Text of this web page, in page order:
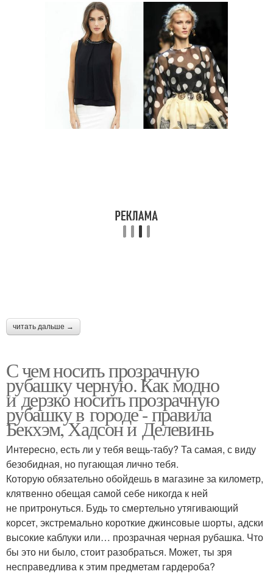
читать дальше →
С чем носить прозрачную
рубашку черную. Как модно
и дерзко носить прозрачную
рубашку в городе - правила
Бекхэм, Хадсон и Делевинь
Интересно, есть ли у тебя вещь-табу? Та самая, с виду
безобидная, но пугающая лично тебя.
Которую обязательно обойдешь в магазине за километр,
клятвенно обещая самой себе никогда к ней
не притронуться. Будь то смертельно утягивающий
корсет, экстремально короткие джинсовые шорты, адски
высокие каблуки или… прозрачная черная рубашка. Что
бы это ни было, стоит разобраться. Может, ты зря
несправедлива к этим предметам гардероба?